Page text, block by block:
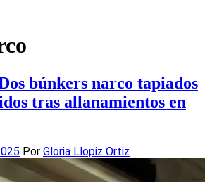
búnkers narco tapiados
tras allanamientos en
Por Gloria Llopiz Ortiz